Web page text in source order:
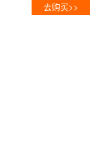
去购买>>